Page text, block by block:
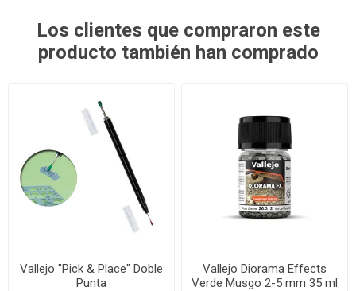
Los clientes que compraron este
producto también han comprado
Vallejo "Pick & Place" Doble
Punta
Vallejo Diorama Effects
Verde Musgo 2-5 mm 35 ml